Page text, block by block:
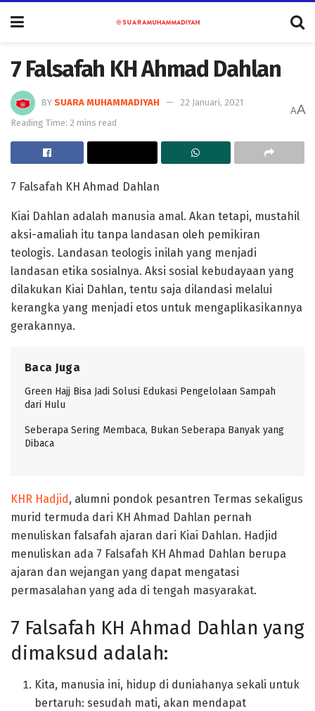
7 Falsafah KH Ahmad Dahlan
BY SUARA MUHAMMADIYAH
22 Januari, 2021
Reading Time: 2 mins read
AA
7 Falsafah KH Ahmad Dahlan
Kiai Dahlan adalah manusia amal. Akan tetapi, mustahil
aksi-amaliah itu tanpa landasan oleh pemikiran
teologis. Landasan teologis inilah yang menjadi
landasan etika sosialnya. Aksi sosial kebudayaan yang
dilakukan Kiai Dahlan, tentu saja dilandasi melalui
kerangka yang menjadi etos untuk mengaplikasikannya
gerakannya.
Baca Juga
Green Hajj Bisa Jadi Solusi Edukasi Pengelolaan Sampah
dari Hulu
Seberapa Sering Membaca, Bukan Seberapa Banyak yang
Dibaca
KHR Hadjid, alumni pondok pesantren Termas sekaligus
murid termuda dari KH Ahmad Dahlan pernah
menuliskan falsafah ajaran dari Kiai Dahlan. Hadjid
menuliskan ada 7 Falsafah KH Ahmad Dahlan berupa
ajaran dan wejangan yang dapat mengatasi
permasalahan yang ada di tengah masyarakat.
7 Falsafah KH Ahmad Dahlan yang
dimaksud adalah:
Kita, manusia ini, hidup di duniahanya sekali untuk
bertaruh: sesudah mati, akan mendapat